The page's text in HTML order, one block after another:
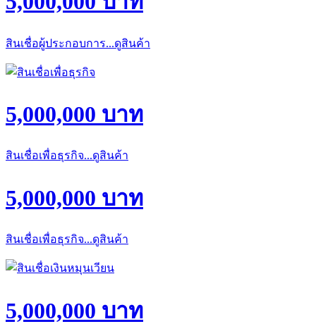
สินเชื่อผู้ประกอบการ...ดูสินค้า
5,000,000 บาท
สินเชื่อเพื่อธุรกิจ...ดูสินค้า
5,000,000 บาท
สินเชื่อเพื่อธุรกิจ...ดูสินค้า
5,000,000 บาท